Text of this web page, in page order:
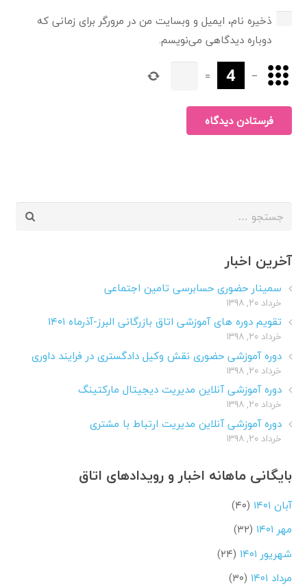
ذخیره نام، ایمیل و وبسایت من در مرورگر برای زمانی که
دوباره دیدگاهی می‌نویسم.
−
=
فرستادن دیدگاه
جستجو
آخرین اخبار
سمینار حضوری حسابرسی تامین اجتماعی
خرداد ۲۰, ۱۳۹۸
تقویم دوره های آموزشی اتاق بازرگانی البرز-آذرماه ۱۴۰۱
خرداد ۲۰, ۱۳۹۸
دوره آموزشی حضوری نقش وکیل دادگستری در فرایند داوری
خرداد ۲۰, ۱۳۹۸
دوره آموزشی آنلاین مدیریت دیجیتال مارکتینگ
خرداد ۲۰, ۱۳۹۸
دوره آموزشی آنلاین مدیریت ارتباط با مشتری
خرداد ۲۰, ۱۳۹۸
بایگانی ماهانه اخبار و رویدادهای اتاق
آبان ۱۴۰۱
(۴۰)
مهر ۱۴۰۱
(۳۲)
شهریور ۱۴۰۱
(۲۴)
مرداد ۱۴۰۱
(۳۰)